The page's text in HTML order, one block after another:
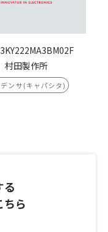
村田製作所
ンサ(キャパシタ)
る
ちら